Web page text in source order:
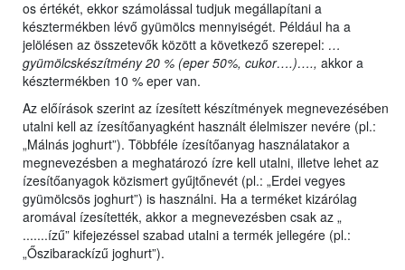
os értékét, ekkor számolással tudjuk megállapítani a
késztermékben lévő gyümölcs mennyiségét. Például ha a
jelölésen az összetevők között a következő szerepel: …
gyümölcskészítmény 20 % (eper 50%, cukor….)…., akkor a
késztermékben 10 % eper van.
Az előírások szerint az ízesített készítmények megnevezésében
utalni kell az ízesítőanyagként használt élelmiszer nevére (pl.:
„Málnás joghurt”). Többféle ízesítőanyag használatakor a
megnevezésben a meghatározó ízre kell utalni, illetve lehet az
ízesítőanyagok közismert gyűjtőnevét (pl.: „Erdei vegyes
gyümölcsös joghurt”) is használni. Ha a terméket kizárólag
aromával ízesítették, akkor a megnevezésben csak az „
.......ízű” kifejezéssel szabad utalni a termék jellegére (pl.:
„Őszibarackízű joghurt”).